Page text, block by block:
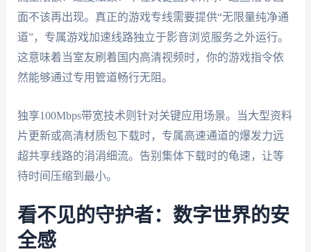
面不该再出现。真正的游戏专线需要提供“无限量纯净通
道”，专属游戏加速线路独立于影音浏览服务之外运行。
这意味着当室友刷着国内高清视频时，你的游戏指令依
然能够通过专用管道畅行无阻。
独享100Mbps带宽技术则针对关键应用场景。当大型资料
片更新或高清材质包下载时，专属高速通道的爆发力远
超共享线路的涓涓细流。告别集体下载时的龟速，让等
待时间压缩到最小。
看不见的守护者：数字世界的安
全感